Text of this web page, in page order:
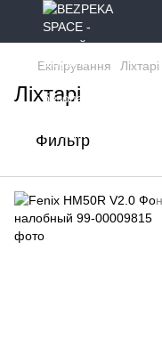
Екіпірування Ліхтарі
Ліхтарі
Фильтр